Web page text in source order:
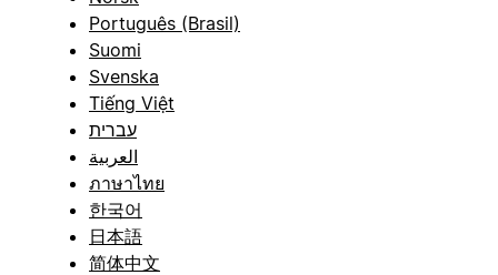
Português (Brasil)
Suomi
Svenska
Tiếng Việt
עברית
العربية
ภาษาไทย
한국어
日本語
简体中文